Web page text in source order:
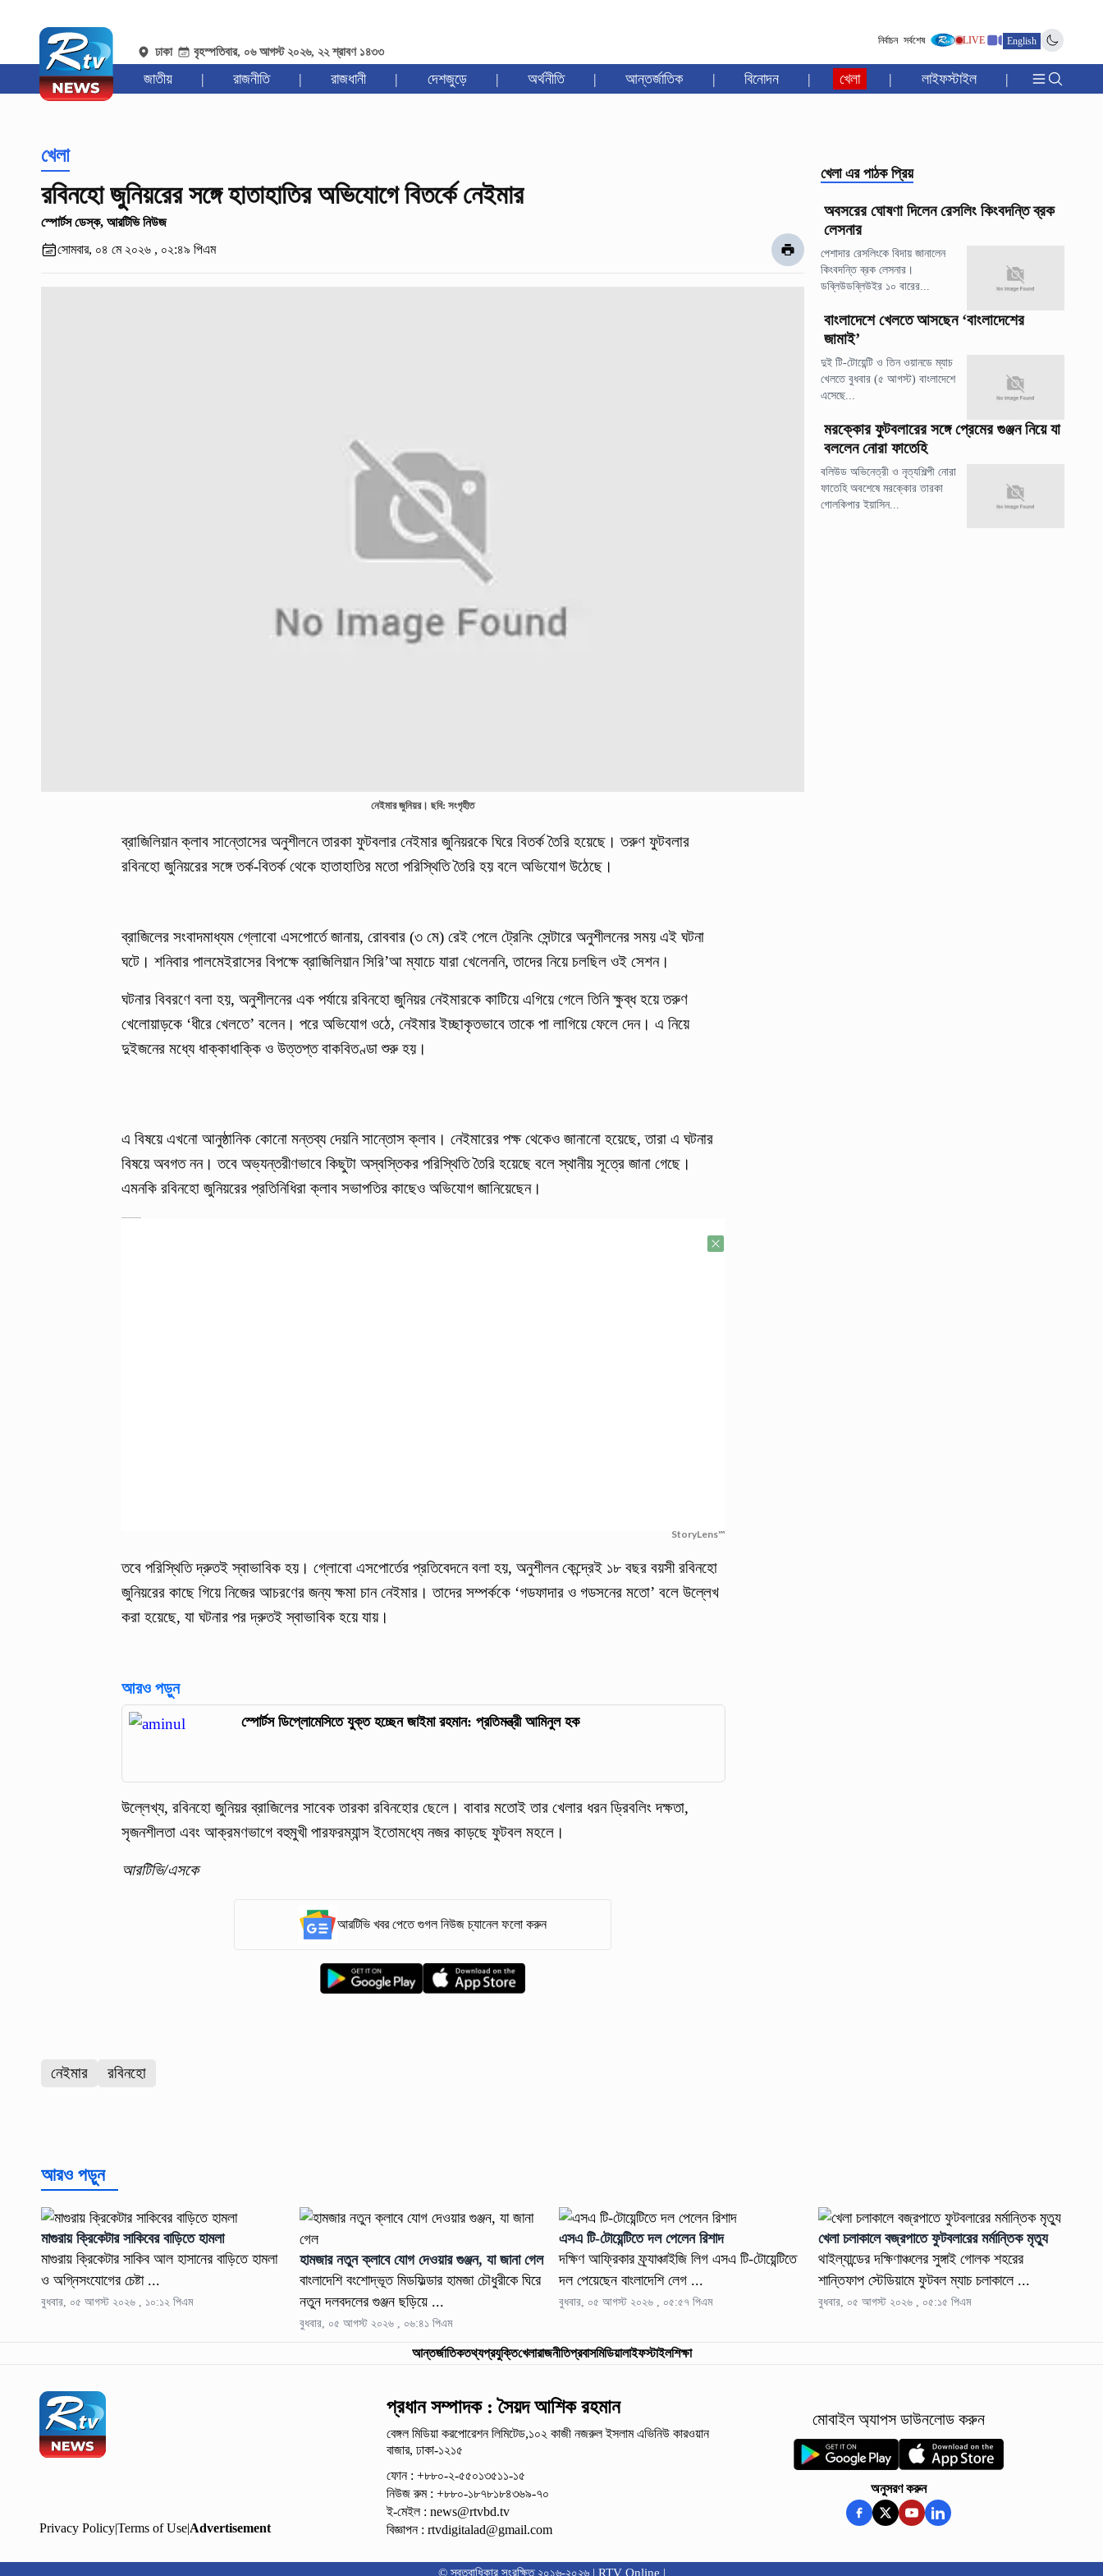
ঢাকা বৃহস্পতিবার, ০৬ আগস্ট ২০২৬, ২২ শ্রাবণ ১৪৩৩
নির্বাচন সর্বশেষ LIVE English
জাতীয় | রাজনীতি | রাজধানী | দেশজুড়ে | অর্থনীতি | আন্তর্জাতিক | বিনোদন | খেলা | লাইফস্টাইল |
খেলা
রবিনহো জুনিয়রের সঙ্গে হাতাহাতির অভিযোগে বিতর্কে নেইমার
স্পোর্টস ডেস্ক, আরটিভি নিউজ
সোমবার, ০৪ মে ২০২৬ , ০২:৪৯ পিএম
নেইমার জুনিয়র। ছবি: সংগৃহীত
ব্রাজিলিয়ান ক্লাব সান্তোসের অনুশীলনে তারকা ফুটবলার নেইমার জুনিয়রকে ঘিরে বিতর্ক তৈরি হয়েছে। তরুণ ফুটবলার
রবিনহো জুনিয়রের সঙ্গে তর্ক-বিতর্ক থেকে হাতাহাতির মতো পরিস্থিতি তৈরি হয় বলে অভিযোগ উঠেছে।
ব্রাজিলের সংবাদমাধ্যম গ্লোবো এসপোর্তে জানায়, রোববার (৩ মে) রেই পেলে ট্রেনিং সেন্টারে অনুশীলনের সময় এই ঘটনা
ঘটে। শনিবার পালমেইরাসের বিপক্ষে ব্রাজিলিয়ান সিরি’আ ম্যাচে যারা খেলেননি, তাদের নিয়ে চলছিল ওই সেশন।
ঘটনার বিবরণে বলা হয়, অনুশীলনের এক পর্যায়ে রবিনহো জুনিয়র নেইমারকে কাটিয়ে এগিয়ে গেলে তিনি ক্ষুব্ধ হয়ে তরুণ
খেলোয়াড়কে ‘ধীরে খেলতে’ বলেন। পরে অভিযোগ ওঠে, নেইমার ইচ্ছাকৃতভাবে তাকে পা লাগিয়ে ফেলে দেন। এ নিয়ে
দুইজনের মধ্যে ধাক্কাধাক্কি ও উত্তপ্ত বাকবিতণ্ডা শুরু হয়।
এ বিষয়ে এখনো আনুষ্ঠানিক কোনো মন্তব্য দেয়নি সান্তোস ক্লাব। নেইমারের পক্ষ থেকেও জানানো হয়েছে, তারা এ ঘটনার
বিষয়ে অবগত নন। তবে অভ্যন্তরীণভাবে কিছুটা অস্বস্তিকর পরিস্থিতি তৈরি হয়েছে বলে স্থানীয় সূত্রে জানা গেছে।
এমনকি রবিনহো জুনিয়রের প্রতিনিধিরা ক্লাব সভাপতির কাছেও অভিযোগ জানিয়েছেন।
StoryLens™
তবে পরিস্থিতি দ্রুতই স্বাভাবিক হয়। গ্লোবো এসপোর্তের প্রতিবেদনে বলা হয়, অনুশীলন কেন্দ্রেই ১৮ বছর বয়সী রবিনহো
জুনিয়রের কাছে গিয়ে নিজের আচরণের জন্য ক্ষমা চান নেইমার। তাদের সম্পর্ককে ‘গডফাদার ও গডসনের মতো’ বলে উল্লেখ
করা হয়েছে, যা ঘটনার পর দ্রুতই স্বাভাবিক হয়ে যায়।
আরও পড়ুন
স্পোর্টস ডিপ্লোমেসিতে যুক্ত হচ্ছেন জাইমা রহমান: প্রতিমন্ত্রী আমিনুল হক
উল্লেখ্য, রবিনহো জুনিয়র ব্রাজিলের সাবেক তারকা রবিনহোর ছেলে। বাবার মতোই তার খেলার ধরন ড্রিবলিং দক্ষতা,
সৃজনশীলতা এবং আক্রমণভাগে বহুমুখী পারফরম্যান্স ইতোমধ্যে নজর কাড়ছে ফুটবল মহলে।
আরটিভি/এসকে
আরটিভি খবর পেতে গুগল নিউজ চ্যানেল ফলো করুন
নেইমার রবিনহো
খেলা এর পাঠক প্রিয়
অবসরের ঘোষণা দিলেন রেসলিং কিংবদন্তি ব্রক
লেসনার
পেশাদার রেসলিংকে বিদায় জানালেন
কিংবদন্তি ব্রক লেসনার।
ডব্লিউডব্লিউইর ১০ বারের...
বাংলাদেশে খেলতে আসছেন ‘বাংলাদেশের
জামাই’
দুই টি-টোয়েন্টি ও তিন ওয়ানডে ম্যাচ
খেলতে বুধবার (৫ আগস্ট) বাংলাদেশে
এসেছে...
মরক্কোর ফুটবলারের সঙ্গে প্রেমের গুঞ্জন নিয়ে যা
বললেন নোরা ফাতেহি
বলিউড অভিনেত্রী ও নৃত্যশিল্পী নোরা
ফাতেহি অবশেষে মরক্কোর তারকা
গোলকিপার ইয়াসিন...
আরও পড়ুন
মাগুরায় ক্রিকেটার সাকিবের বাড়িতে হামলা
মাগুরায় ক্রিকেটার সাকিব আল হাসানের বাড়িতে হামলা
ও অগ্নিসংযোগের চেষ্টা ...
বুধবার, ০৫ আগস্ট ২০২৬ , ১০:১২ পিএম
হামজার নতুন ক্লাবে যোগ দেওয়ার গুঞ্জন, যা জানা গেল
বাংলাদেশি বংশোদ্ভূত মিডফিল্ডার হামজা চৌধুরীকে ঘিরে
নতুন দলবদলের গুঞ্জন ছড়িয়ে ...
বুধবার, ০৫ আগস্ট ২০২৬ , ০৬:৪১ পিএম
এসএ টি-টোয়েন্টিতে দল পেলেন রিশাদ
দক্ষিণ আফ্রিকার ফ্র্যাঞ্চাইজি লিগ এসএ টি-টোয়েন্টিতে
দল পেয়েছেন বাংলাদেশি লেগ ...
বুধবার, ০৫ আগস্ট ২০২৬ , ০৫:৫৭ পিএম
খেলা চলাকালে বজ্রপাতে ফুটবলারের মর্মান্তিক মৃত্যু
থাইল্যান্ডের দক্ষিণাঞ্চলের সুঙ্গাই গোলক শহরের
শান্তিফাপ স্টেডিয়ামে ফুটবল ম্যাচ চলাকালে ...
বুধবার, ০৫ আগস্ট ২০২৬ , ০৫:১৫ পিএম
আন্তর্জাতিকতথ্যপ্রযুক্তিখেলারাজনীতিপ্রবাসমিডিয়ালাইফস্টাইলশিক্ষা
Privacy Policy|Terms of Use|Advertisement
প্রধান সম্পাদক : সৈয়দ আশিক রহমান
বেঙ্গল মিডিয়া করপোরেশন লিমিটেড,১০২ কাজী নজরুল ইসলামএভিনিউ কারওয়ান
বাজার, ঢাকা-১২১৫
ফোন : +৮৮০-২-৫৫০১৩৫১১-১৫
নিউজ রুম : +৮৮০-১৮৭৮১৮৪৩৬৯-৭০
ই-মেইল : news@rtvbd.tv
বিজ্ঞাপন : rtvdigitalad@gmail.com
মোবাইল অ্যাপস ডাউনলোড করুন
অনুসরণ করুন
© স্বত্বাধিকার সংরক্ষিত ২০১৬-২০২৬ | RTV Online |